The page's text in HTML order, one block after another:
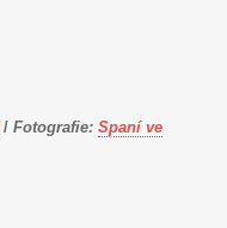
/ Fotografie: Spaní ve